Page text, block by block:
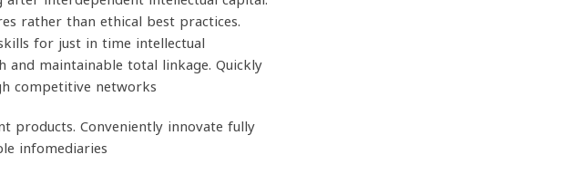
rather than ethical best practices.
for just in time intellectual
maintainable total linkage. Quickly
competitive networks.
products. Conveniently innovate fully
infomediaries.